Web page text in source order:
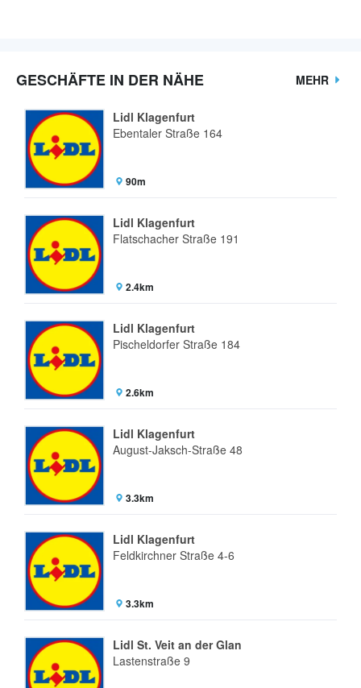
GESCHÄFTE IN DER NÄHE MEHR
Lidl Klagenfurt
Ebentaler Straße 164
90m
Lidl Klagenfurt
Flatschacher Straße 191
2.4km
Lidl Klagenfurt
Pischeldorfer Straße 184
2.6km
Lidl Klagenfurt
August-Jaksch-Straße 48
3.3km
Lidl Klagenfurt
Feldkirchner Straße 4-6
3.3km
Lidl St. Veit an der Glan
Lastenstraße 9